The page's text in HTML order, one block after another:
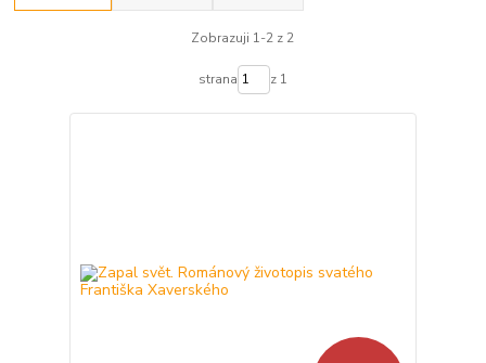
Zobrazuji 1-2 z 2
strana z 1